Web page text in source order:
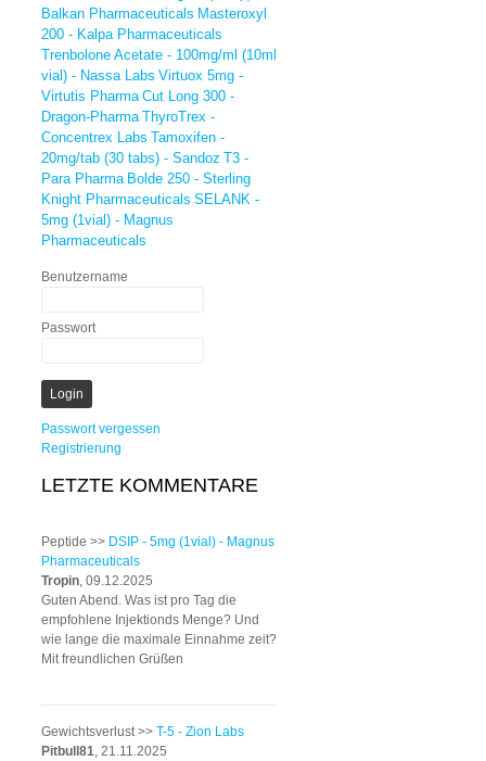
Balkan Pharmaceuticals Masteroxyl
200 - Kalpa Pharmaceuticals
Trenbolone Acetate - 100mg/ml (10ml
vial) - Nassa Labs Virtuox 5mg -
Virtutis Pharma Cut Long 300 -
Dragon-Pharma ThyroTrex -
Concentrex Labs Tamoxifen -
20mg/tab (30 tabs) - Sandoz T3 -
Para Pharma Bolde 250 - Sterling
Knight Pharmaceuticals SELANK -
5mg (1vial) - Magnus
Pharmaceuticals
Benutzername
Passwort
Passwort vergessen
Registrierung
LETZTE KOMMENTARE
Peptide >> DSIP - 5mg (1vial) - Magnus
Pharmaceuticals
Tropin, 09.12.2025
Guten Abend. Was ist pro Tag die
empfohlene Injektionds Menge? Und
wie lange die maximale Einnahme zeit?
Mit freundlichen Grüßen
Gewichtsverlust >> T-5 - Zion Labs
Pitbull81, 21.11.2025